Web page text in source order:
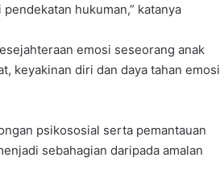
hukuman,” katanya
emosi seseorang anak
keyakinan diri dan daya tahan emosi
psikososial serta pemantauan
sebahagian daripada amalan